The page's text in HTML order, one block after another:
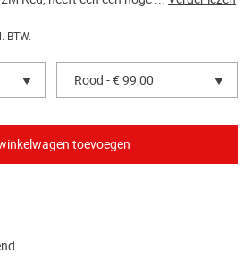
BTW.
Rood - € 99,00